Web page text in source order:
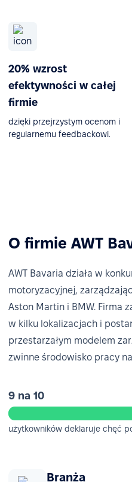
20% wzrost
efektywności w całej
firmie
dzięki przejrzystym ocenom i
regularnemu feedbackowi.
O firmie AWT
AWT Bavaria działa w
motoryzacyjnej,
Aston Martin i BMW. Firma
w kilku lokalizacjach i
przestarzałym modelem
zwinne środowisko pracy
9 na 10
użytkowników deklaruje chęć
Branża